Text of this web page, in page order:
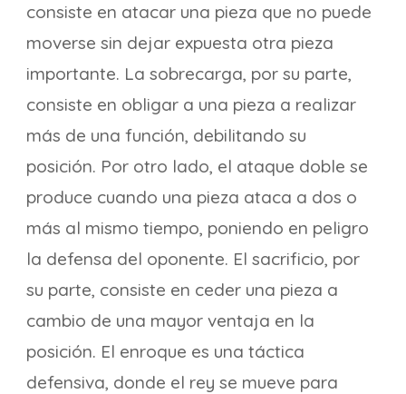
consiste en atacar una pieza que no puede
moverse sin dejar expuesta otra pieza
importante. La sobrecarga, por su parte,
consiste en obligar a una pieza a realizar
más de una función, debilitando su
posición. Por otro lado, el ataque doble se
produce cuando una pieza ataca a dos o
más al mismo tiempo, poniendo en peligro
la defensa del oponente. El sacrificio, por
su parte, consiste en ceder una pieza a
cambio de una mayor ventaja en la
posición. El enroque es una táctica
defensiva, donde el rey se mueve para